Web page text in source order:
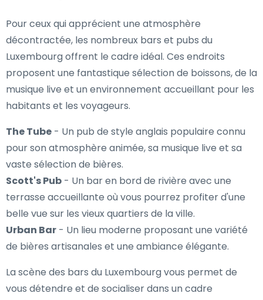
Pour ceux qui apprécient une atmosphère
décontractée, les nombreux bars et pubs du
Luxembourg offrent le cadre idéal. Ces endroits
proposent une fantastique sélection de boissons, de la
musique live et un environnement accueillant pour les
habitants et les voyageurs.
The Tube - Un pub de style anglais populaire connu
pour son atmosphère animée, sa musique live et sa
vaste sélection de bières.
Scott's Pub - Un bar en bord de rivière avec une
terrasse accueillante où vous pourrez profiter d'une
belle vue sur les vieux quartiers de la ville.
Urban Bar - Un lieu moderne proposant une variété
de bières artisanales et une ambiance élégante.
La scène des bars du Luxembourg vous permet de
vous détendre et de socialiser dans un cadre